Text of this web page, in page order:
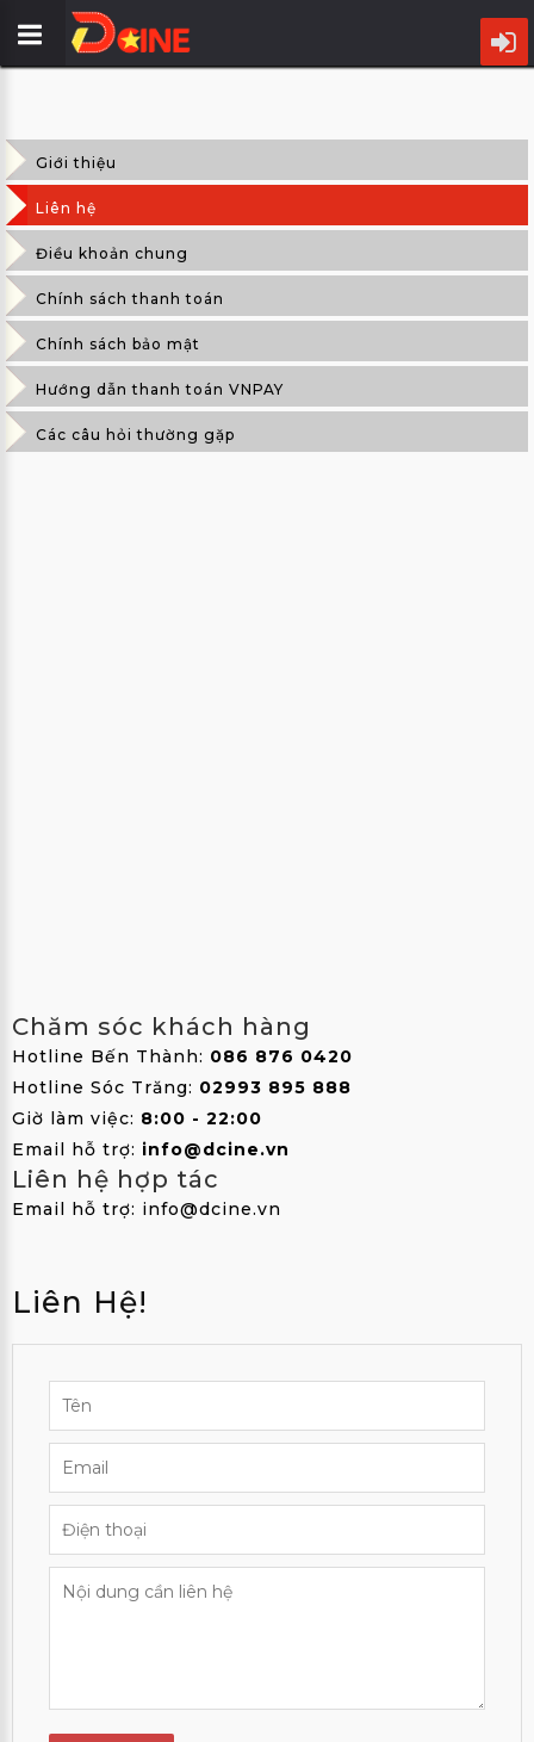
LỊCH
CHIẾU
PHIM
CỤM
RẠP
ƯU
ĐÃI
Giới thiệu
Liên hệ
Điều khoản chung
Chính sách thanh toán
Chính sách bảo mật
Hướng dẫn thanh toán VNPAY
Các câu hỏi thường gặp
Chăm sóc khách hàng
Hotline Bến Thành: 086 876 0420
Hotline Sóc Trăng: 02993 895 888
Giờ làm việc: 8:00 - 22:00
Email hỗ trợ: info@dcine.vn
Liên hệ hợp tác
Email hỗ trợ: info@dcine.vn
Liên Hệ!